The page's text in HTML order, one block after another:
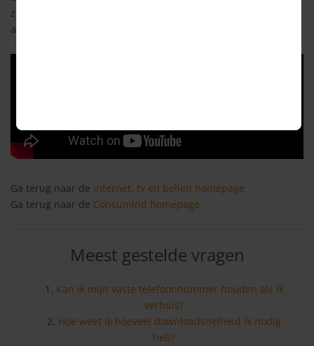
zijn er ongeveer 4,1 miljoen huishoudens waar glasvezel is
aangesloten.
Ga terug naar de internet, tv en bellen homepage
Ga terug naar de Consumind homepage
Meest gestelde vragen
Kan ik mijn vaste telefoonnummer houden als ik
verhuis?
Hoe weet ik hoeveel downloadsnelheid ik nodig
heb?